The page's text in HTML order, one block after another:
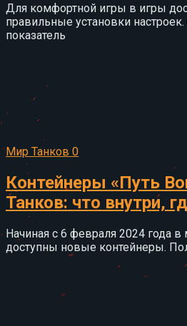
Для комфортной игры в игры
правильные установки
показатель
Мир Танков 0
Контейнеры «Путь
Танков: что внутри,
Начиная с 6 февраля 2024 года в
доступны новые контейнеры.